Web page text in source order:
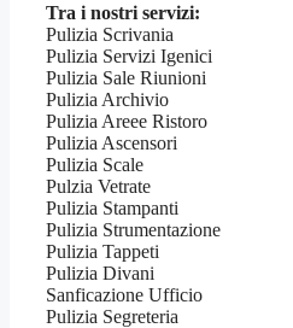
Tra i nostri servizi:
Pulizia Scrivania
Pulizia Servizi Igenici
Pulizia Sale Riunioni
Pulizia Archivio
Pulizia Areee Ristoro
Pulizia Ascensori
Pulizia Scale
Pulzia Vetrate
Pulizia Stampanti
Pulizia Strumentazione
Pulizia Tappeti
Pulizia Divani
Sanficazione Ufficio
Pulizia Segreteria